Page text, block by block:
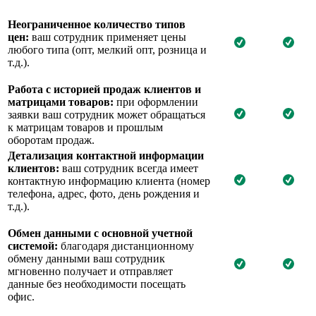
Неограниченное количество типов
цен: ваш сотрудник применяет цены
любого типа (опт, мелкий опт, розница и
т.д.).
Работа с историей продаж клиентов и
матрицами товаров: при оформлении
заявки ваш сотрудник может обращаться
к матрицам товаров и прошлым
оборотам продаж.
Детализация контактной информации
клиентов: ваш сотрудник всегда имеет
контактную информацию клиента (номер
телефона, адрес, фото, день рождения и
т.д.).
Обмен данными с основной учетной
системой: благодаря дистанционному
обмену данными ваш сотрудник
мгновенно получает и отправляет
данные без необходимости посещать
офис.